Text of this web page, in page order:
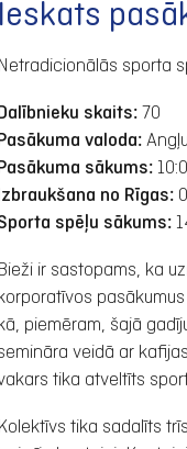
Ieskats
Netradicionālās sporta
skaits: 70
valoda: Angļu
sākums:
no Rīgas:
spēļu sākums:
Bieži ir sastopams, ka
piemēram, šajā
veidā ar
tika atveltīts
Kolektīvs tika sadalīts